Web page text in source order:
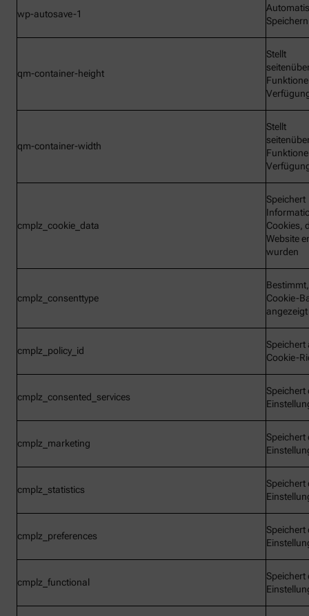
wp-autosave-1
Speichern
qm-container-height
Stellt
qm-container-width
Stellt
cmplz_cookie_data
Speichert
Cookies,
Website
wurden
cmplz_consenttype
Cookie-
cmplz_policy_id
Speichert
Cookie-
cmplz_consented_services
Speichert
cmplz_marketing
Speichert
cmplz_statistics
Speichert
cmplz_preferences
Speichert
cmplz_functional
Speichert